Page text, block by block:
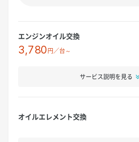
エンジンオイル交換
3,780円／台～
サービス説明を見る
オイルエレメント交換